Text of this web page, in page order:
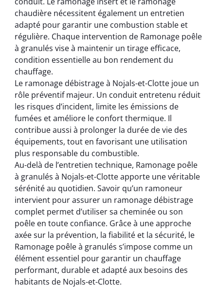
chaudière nécessitent également un entretien
adapté pour garantir une combustion stable et
régulière. Chaque intervention de Ramonage poêle
à granulés vise à maintenir un tirage efficace,
condition essentielle au bon rendement du
chauffage.
Le ramonage débistrage à Nojals-et-Clotte joue un
rôle préventif majeur. Un conduit entretenu réduit
les risques d’incident, limite les émissions de
fumées et améliore le confort thermique. Il
contribue aussi à prolonger la durée de vie des
équipements, tout en favorisant une utilisation
plus responsable du combustible.
Au-delà de l’entretien technique, Ramonage poêle
à granulés à Nojals-et-Clotte apporte une véritable
sérénité au quotidien. Savoir qu’un ramoneur
intervient pour assurer un ramonage débistrage
complet permet d’utiliser sa cheminée ou son
poêle en toute confiance. Grâce à une approche
axée sur la prévention, la fiabilité et la sécurité, le
Ramonage poêle à granulés s’impose comme un
élément essentiel pour garantir un chauffage
performant, durable et adapté aux besoins des
habitants de Nojals-et-Clotte.